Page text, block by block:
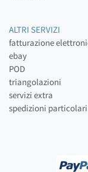
ALTRI SERVIZI
fatturazione
ebay
POD
triangolazioni
servizi extra
spedizioni particolari